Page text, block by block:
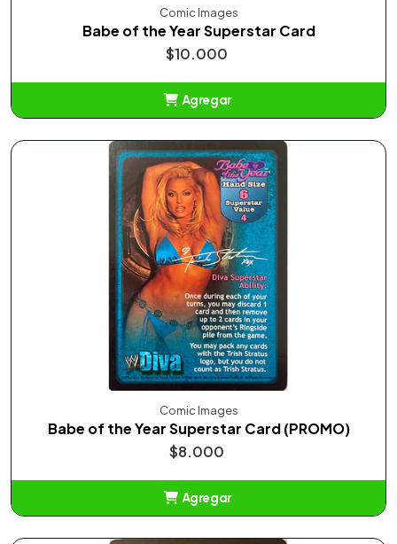
Comic Images
Babe of the Year Superstar Card
$10.000
Agregar
Comic Images
Babe of the Year Superstar Card (PROMO)
$8.000
Agregar